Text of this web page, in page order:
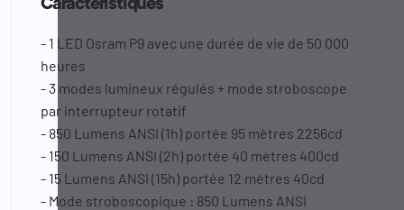
Caractéristiques
- 1 LED Osram P9 avec une durée de vie de 50 000
heures
- 3 modes lumineux régulés + mode stroboscope
par interrupteur rotatif
- 850 Lumens ANSI (1h) portée 95 mètres 2256cd
- 150 Lumens ANSI (2h) portée 40 mètres 400cd
- 15 Lumens ANSI (15h) portée 12 mètres 40cd
- Mode stroboscopique : 850 Lumens ANSI